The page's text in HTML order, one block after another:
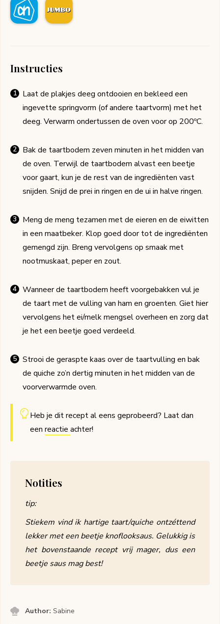
Instructies
Laat de plakjes deeg ontdooien en bekleed een
ingevette springvorm (of andere taartvorm) met het
deeg. Verwarm ondertussen de oven voor op 200ºC.
Bak de taartbodem zeven minuten in het midden van
de oven. Terwijl de taartbodem alvast een beetje
voor gaart, kun je de rest van de ingrediënten vast
snijden. Snijd de prei in ringen en de ui in halve ringen.
Meng de meng tezamen met de eieren en de eiwitten
in een maatbeker. Klop goed door tot de ingrediënten
gemengd zijn. Breng vervolgens op smaak met
nootmuskaat, peper en zout.
Wanneer de taartbodem heeft voorgebakken vul je
de taart met de vulling van ham en groenten. Giet hier
vervolgens het ei/melk mengsel overheen en zorg dat
je het een beetje goed verdeeld.
Strooi de geraspte kaas over de taartvulling en bak
de quiche zo’n dertig minuten in het midden van de
voorverwarmde oven.
Heb je dit recept al eens geprobeerd? Laat dan
een reactie achter!
Notities
tip:
Stiekem vind ik hartige taart/quiche ontzéttend
lekker met een beetje knoflooksaus. Gelukkig is
het bovenstaande recept vrij mager, dus een
beetje saus mag best!
Author:Sabine